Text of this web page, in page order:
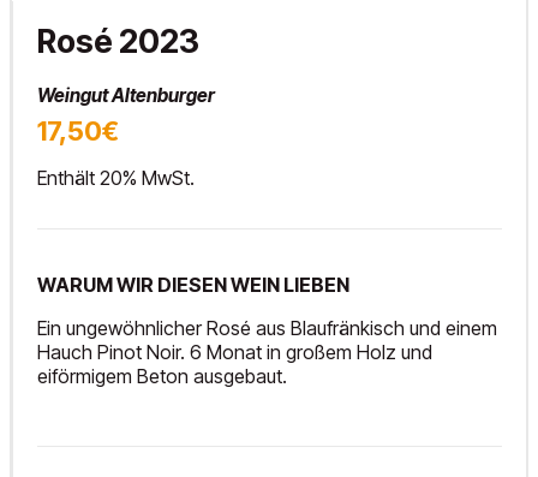
Rosé 2023
Weingut Altenburger
17,50€
Enthält 20% MwSt.
WARUM WIR DIESEN WEIN LIEBEN
Ein ungewöhnlicher Rosé aus Blaufränkisch und einem
Hauch Pinot Noir. 6 Monat in großem Holz und
eiförmigem Beton ausgebaut.